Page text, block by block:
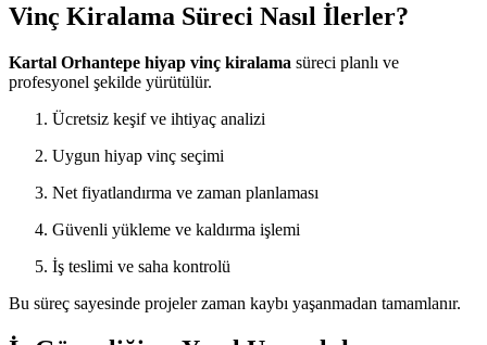
Vinç Kiralama Süreci Nasıl İlerler?
Kartal Orhantepe hiyap vinç kiralama süreci planlı ve
profesyonel şekilde yürütülür.
Ücretsiz keşif ve ihtiyaç analizi
Uygun hiyap vinç seçimi
Net fiyatlandırma ve zaman planlaması
Güvenli yükleme ve kaldırma işlemi
İş teslimi ve saha kontrolü
Bu süreç sayesinde projeler zaman kaybı yaşanmadan tamamlanır.